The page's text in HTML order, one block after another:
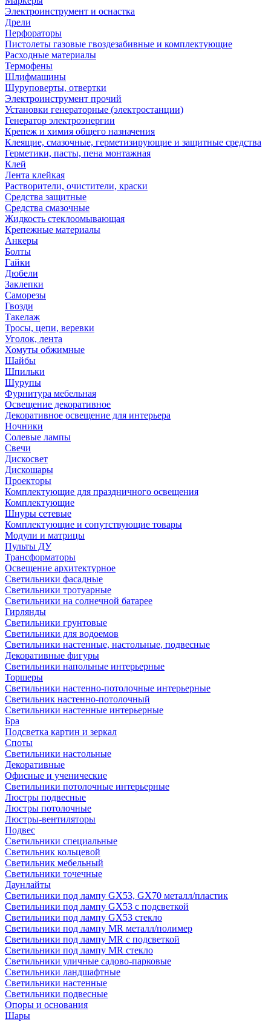
Электроинструмент и оснастка
Дрели
Перфораторы
Пистолеты газовые гвоздезабивные и комплектующие
Расходные материалы
Термофены
Шлифмашины
Шуруповерты, отвертки
Электроинструмент прочий
Установки генераторные (электростанции)
Генератор электроэнергии
Крепеж и химия общего назначения
Клеящие, смазочные, герметизирующие и защитные средства
Герметики, пасты, пена монтажная
Клей
Лента клейкая
Растворители, очистители, краски
Средства защитные
Средства смазочные
Жидкость стеклоомывающая
Крепежные материалы
Анкеры
Болты
Гайки
Дюбели
Заклепки
Саморезы
Гвозди
Такелаж
Тросы, цепи, веревки
Уголок, лента
Хомуты обжимные
Шайбы
Шпильки
Шурупы
Фурнитура мебельная
Освещение декоративное
Декоративное освещение для интерьера
Ночники
Солевые лампы
Свечи
Дискосвет
Дискошары
Проекторы
Комплектующие для праздничного освещения
Комплектующие
Шнуры сетевые
Комплектующие и сопутствующие товары
Модули и матрицы
Пульты ДУ
Трансформаторы
Освещение архитектурное
Светильники фасадные
Светильники тротуарные
Светильники на солнечной батарее
Гирлянды
Светильники грунтовые
Светильники для водоемов
Светильники настенные, настольные, подвесные
Декоративные фигуры
Светильники напольные интерьерные
Торшеры
Светильники настенно-потолочные интерьерные
Светильник настенно-потолочный
Светильники настенные интерьерные
Бра
Подсветка картин и зеркал
Споты
Светильники настольные
Декоративные
Офисные и ученические
Светильники потолочные интерьерные
Люстры подвесные
Люстры потолочные
Люстры-вентиляторы
Подвес
Светильники специальные
Светильник кольцевой
Светильник мебельный
Светильники точечные
Даунлайты
Светильники под лампу GX53, GX70 металл/пластик
Светильники под лампу GX53 с подсветкой
Светильники под лампу GX53 стекло
Светильники под лампу MR металл/полимер
Светильники под лампу MR с подсветкой
Светильники под лампу MR стекло
Светильники уличные садово-парковые
Светильники ландшафтные
Светильники настенные
Светильники подвесные
Опоры и основания
Шары